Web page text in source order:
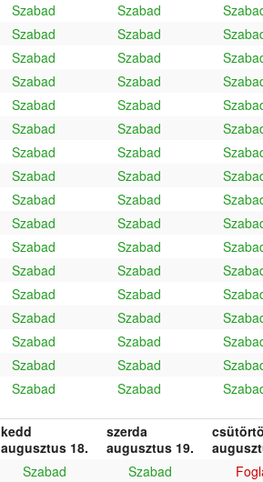
Szabad Szabad
Szabad Szabad
Szabad Szabad
Szabad Szabad
Szabad Szabad
Szabad Szabad
Szabad Szabad
Szabad Szabad
Szabad Szabad
Szabad Szabad
Szabad Szabad
Szabad Szabad
Szabad Szabad
Szabad Szabad
Szabad Szabad
Szabad Szabad
Szabad Szabad
kedd
augusztus 18.
szerda
augusztus 19.
Szabad Szabad